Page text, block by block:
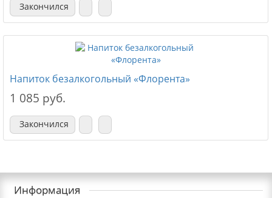
Закончился
Напиток безалкогольный «Флорента»
1 085 руб.
Закончился
Информация